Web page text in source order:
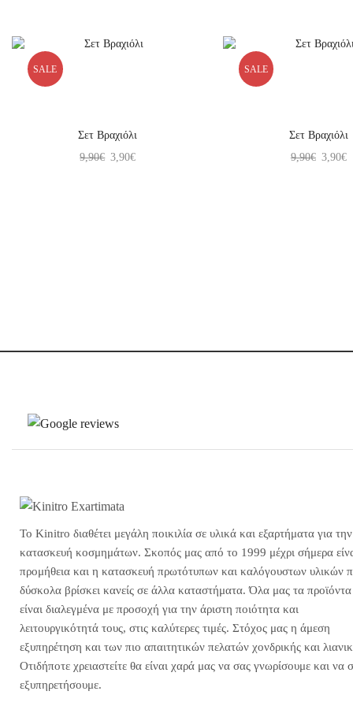
SALE
Σετ Βραχιόλι
9,90€ 3,90€
SALE
Σετ Βραχιόλι
9,90€ 3,90€
Το Kinitro διαθέτει μεγάλη ποικιλία σε υλικά και εξαρτήματα για την
κατασκευή κοσμημάτων. Σκοπός μας από το 1999 μέχρι σήμερα
προμήθεια και η κατασκευή πρωτότυπων και καλόγουστων υλικών
δύσκολα βρίσκει κανείς σε άλλα καταστήματα. Όλα μας τα προϊόντα
είναι διαλεγμένα με προσοχή για την άριστη ποιότητα και
λειτουργικότητά τους, στις καλύτερες τιμές. Στόχος μας η άμεση
εξυπηρέτηση και των πιο απαιτητικών πελατών χονδρικής και
Οτιδήποτε χρειαστείτε θα είναι χαρά μας να σας γνωρίσουμε και να
εξυπηρετήσουμε.